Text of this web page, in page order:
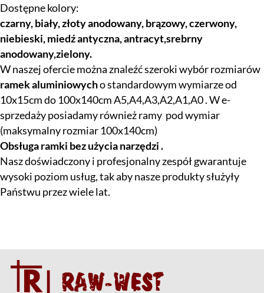
Dostępne kolory:
czarny, biały, złoty anodowany, brązowy, czerwony,
niebieski, miedź antyczna, antracyt,srebrny
anodowany,zielony.
W naszej ofercie można znaleźć szeroki wybór rozmiarów
ramek aluminiowycho standardowym wymiarze od
10x15cm do 100x140cm A5,A4,A3,A2,A1,A0 . W e-
sprzedaży posiadamy również ramy pod wymiar
(maksymalny rozmiar 100x140cm)
Obsługa ramki bez użycia narzędzi .
Nasz doświadczony i profesjonalny zespół gwarantuje
wysoki poziom usług, tak aby nasze produkty służyły
Państwu przez wiele lat.